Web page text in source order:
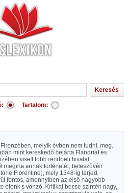
Tartalom:
melyik évben nem tudni, meg.
mint kereskedő bejárta Flandriát és
viselt több rendbeli hivatalt.
megirta annak történetét, beleszővén
Fiorentine), mely 1348-ig terjed,
fontos, amennyiben az első nagyobb
élénk s vonzó. Kritikai becse szintén nagy,